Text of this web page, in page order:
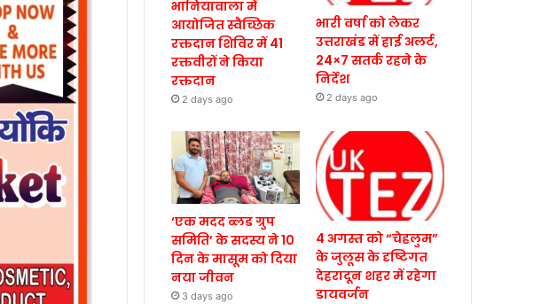
भानियावाला में
आयोजित स्वैच्छिक
रक्तदान शिविर में 41
रक्तवीरों ने किया
रक्तदान
2 days ago
भारी वर्षा को लेकर
उत्तराखंड में हाई अलर्ट,
24×7 सतर्क रहने के
निर्देश
2 days ago
‘एक मदद ब्लड ग्रुप
समिति’ के सदस्य ने 10
दिन के मासूम को दिया
नया जीवन
3 days ago
4 अगस्त को “चेहलुम”
के जुलूस के दृष्टिगत
देहरादून शहर में रहेगा
डायवर्जन